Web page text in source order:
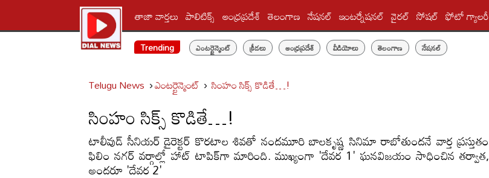
తాజా వార్తలు పాలిటిక్స్‌ ఆంధ్రప్రదేశ్ తెలంగాణ నేషనల్ ఇంటర్నేషనల్ వైరల్ సోషల్ ఫోటో గ్యాలరీ
Trending
ఎంటర్టైన్మెంట్ క్రీడలు ఆంధ్రప్రదేశ్ వీడియోలు తెలంగాణ నేషనల్
Telugu News ఎంటర్టైన్మెంట్ సింహం సిక్స్ కొడితే…!
సింహం సిక్స్ కొడితే…!
టాలీవుడ్ సీనియర్ డైరెక్టర్ కొరటాల శివతో నందమూరి బాలకృష్ణ సినిమా రాబోతుందనే వార్త ప్రస్తుతం
ఫిలిం నగర్ వర్గాల్లో హాట్ టాపిక్‌గా మారింది. ముఖ్యంగా 'దేవర 1' ఘనవిజయం సాధించిన తర్వాత,
అందరూ 'దేవర 2'